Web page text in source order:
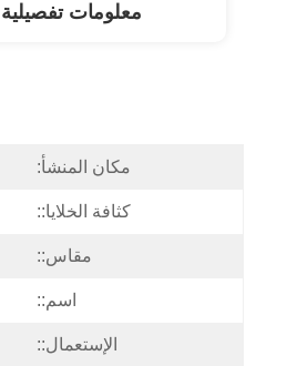
معلومات تفصيلية
مكان المنشأ:
كثافة الخلايا::
مقاس::
اسم::
الإستعمال::